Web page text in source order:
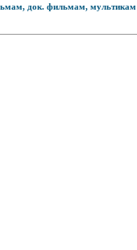
док. фильмам,